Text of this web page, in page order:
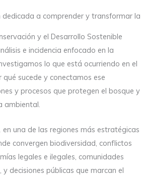
a comprender y transformar la
y el Desarrollo Sostenible
e incidencia enfocado en la
lo que está ocurriendo en el
sucede y conectamos ese
y procesos que protegen el bosque y
ambiental.
una de las regiones más estratégicas
convergen biodiversidad, conflictos
legales e ilegales, comunidades
decisiones públicas que marcan el